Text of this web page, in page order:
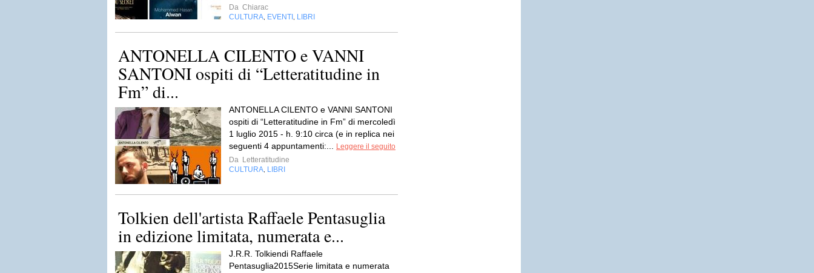
Da Chiarac
CULTURA EVENTI LIBRI
ANTONELLA CILENTO e VANNI
SANTONI ospiti di “Letteratitudine in
Fm” di...
ANTONELLA CILENTO e VANNI SANTONI
ospiti di “Letteratitudine in Fm” di mercoledì
1 luglio 2015 - h. 9:10 circa (e in replica nei
seguenti 4 appuntamenti:...
Leggere il seguito
Da Letteratitudine
CULTURA LIBRI
Tolkien dell'artista Raffaele Pentasuglia
in edizione limitata, numerata e...
J.R.R. Tolkiendi Raffaele
Pentasuglia2015Serie limitata e numerata